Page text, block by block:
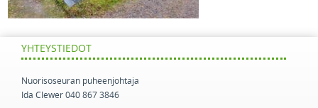
YHTEYSTIEDOT
Nuorisoseuran puheenjohtaja
Ida Clewer 040 867 3846